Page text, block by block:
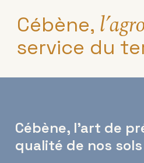
Cébène,
service du
Cébène, l’art de
qualité de nos sols